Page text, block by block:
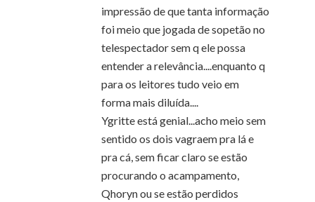
impressão de que tanta informação
foi meio que jogada de sopetão no
telespectador sem q ele possa
entender a relevância....enquanto q
para os leitores tudo veio em
forma mais diluída....
Ygritte está genial...acho meio sem
sentido os dois vagraem pra lá e
pra cá, sem ficar claro se estão
procurando o acampamento,
Qhoryn ou se estão perdidos